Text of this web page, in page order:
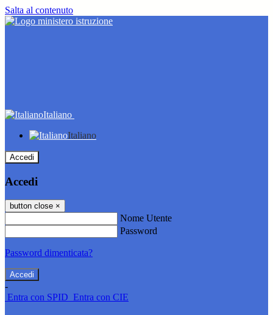
Salta al contenuto
Italiano
Italiano
Accedi
Accedi
button close ×
Nome Utente
Password
Password dimenticata?
-
Entra con SPID Entra con CIE